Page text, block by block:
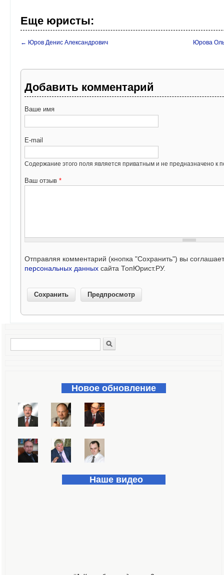
Еще юристы:
← Юров Денис Александрович Юрова
Добавить комментарий
Ваше имя
E-mail
Содержание этого поля является приватным и не предназначено к
Ваш отзыв *
Отправляя комментарий (кнопка "Сохранить") вы
персональных данных сайта ТопЮрист.РУ.
Форма поиска
Новое обновление
Наше видео